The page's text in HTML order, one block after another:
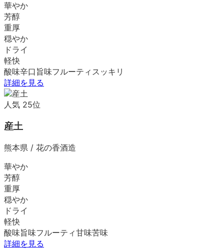
華やか
芳醇
重厚
穏やか
ドライ
軽快
酸味辛口 旨味フルーティ スッキリ
詳細を見る
人気 25位
産土
熊本県 / 花の香酒造
華やか
芳醇
重厚
穏やか
ドライ
軽快
酸味旨味フルーティ甘味苦味
詳細を見る